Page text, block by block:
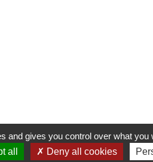
and gives you control over what you
all
Deny all cookies